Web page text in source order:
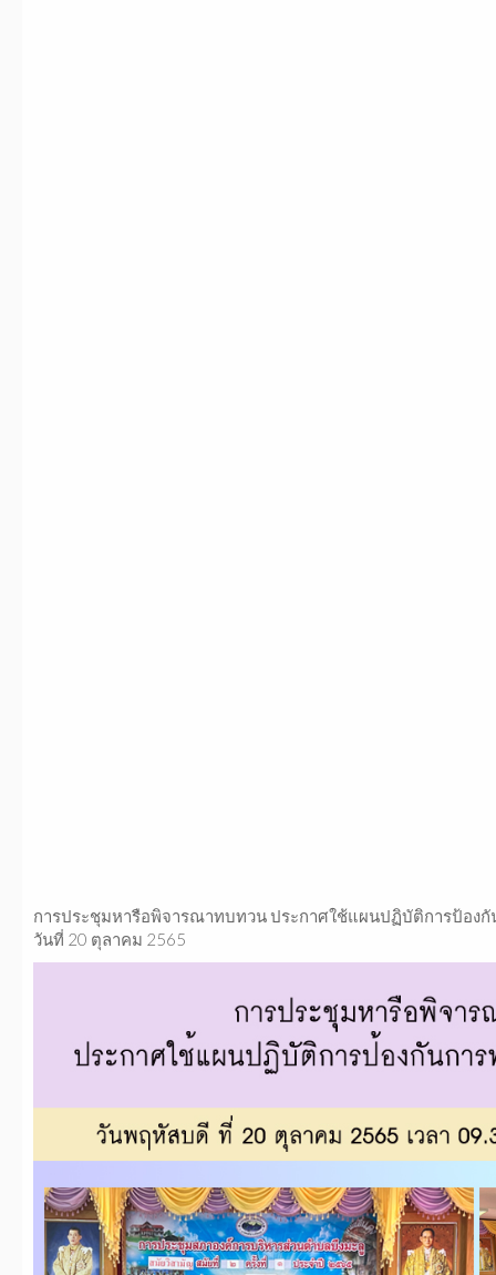
การประชุมหารือพิจารณาทบทวน ประกาศใช้แผนปฏิบัติการป้องกั
วันที่ 20 ตุลาคม 2565